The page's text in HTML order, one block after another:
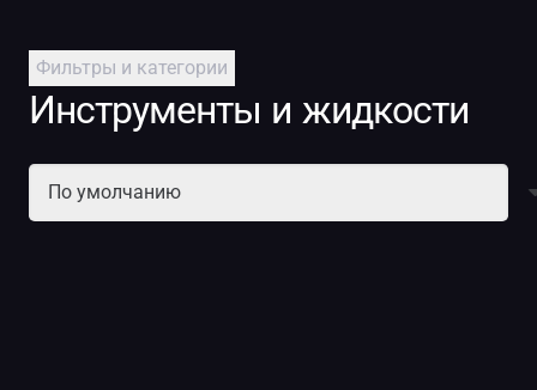
Фильтры и категории
Инструменты и жидкости